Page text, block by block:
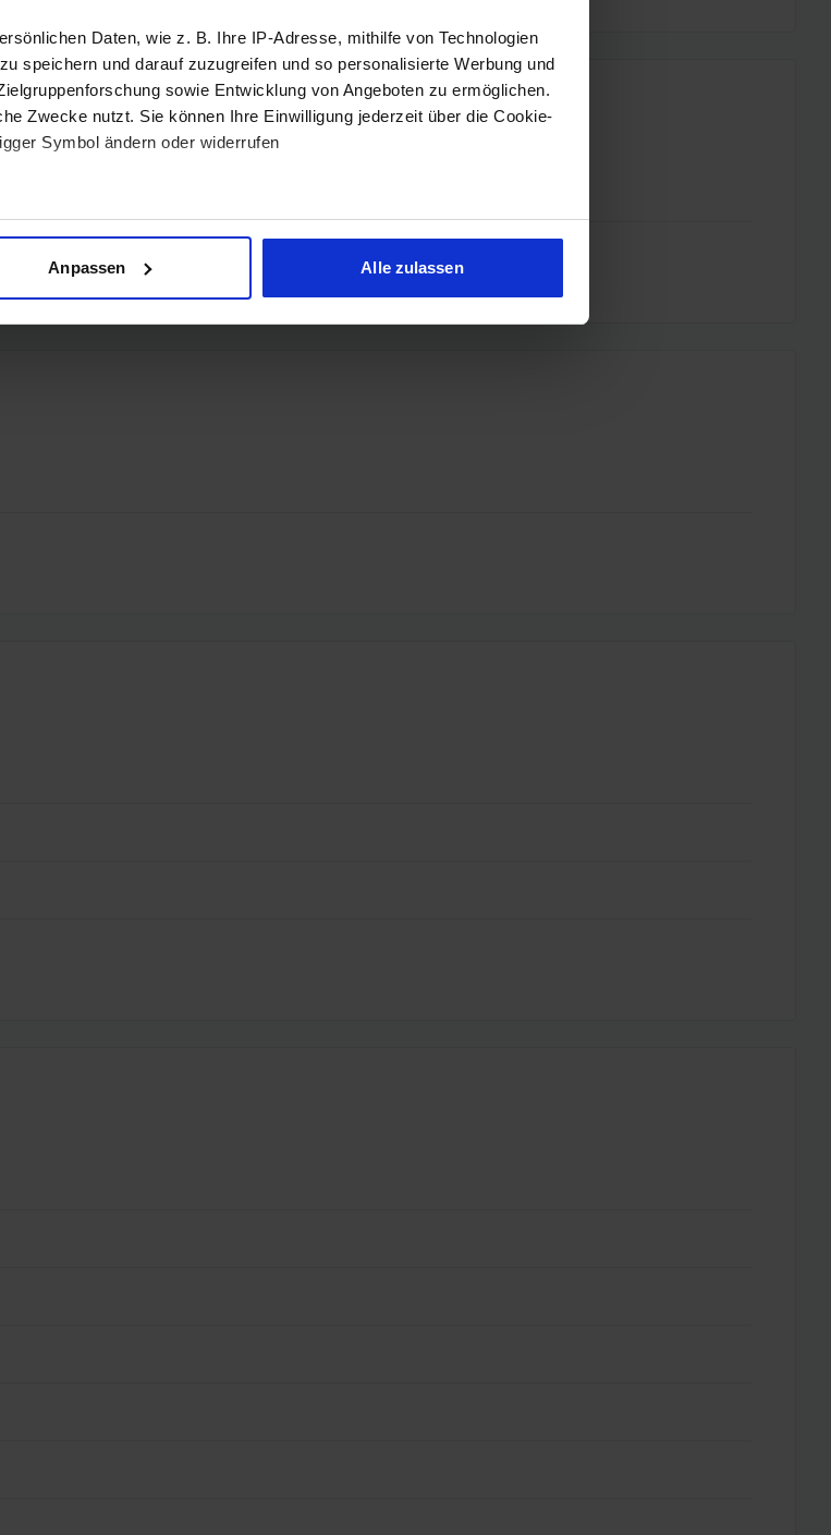
Daten, wie z. B. Ihre IP-Adresse, mithilfe von Technologien
speichern und darauf zuzugreifen und so personalisierte Werbung und
sowie Entwicklung von Angeboten zu ermöglichen.
Zwecke nutzt. Sie können Ihre Einwilligung jederzeit über die Cookie-
Symbol ändern oder widerrufen
welche bis auf einige Meter genau sein können
Daten verarbeitet werden, und legen Sie Ihre Präferenzen im
Anpassen Alle zulassen